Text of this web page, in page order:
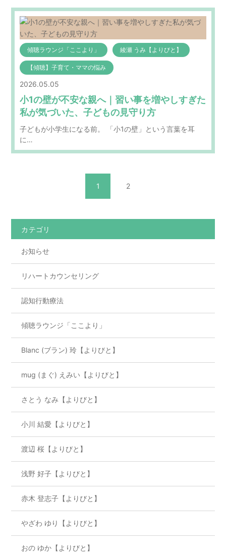
傾聴ラウンジ「ここより」 綾瀬 うみ【よりびと】
【傾聴】子育て・ママの悩み
2026.05.05
小1の壁が不安な親へ｜習い事を増やしすぎた
私が気づいた、子どもの見守り方
子どもが小学生になる前。 「小1の壁」という言葉を耳
に…
1 2
カテゴリ
お知らせ
リハートカウンセリング
認知行動療法
傾聴ラウンジ「ここより」
Blanc (ブラン) 玲【よりびと】
mug (まぐ) えみい【よりびと】
さとう なみ【よりびと】
小川 結愛【よりびと】
渡辺 桜【よりびと】
浅野 好子【よりびと】
赤木 登志子【よりびと】
やざわ ゆり【よりびと】
おの ゆか【よりびと】